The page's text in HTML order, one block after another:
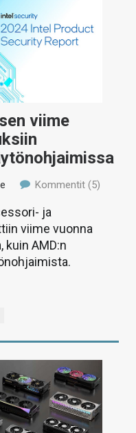
viime
Kommentit (5)
ja
viime vuonna
kuin AMD:n